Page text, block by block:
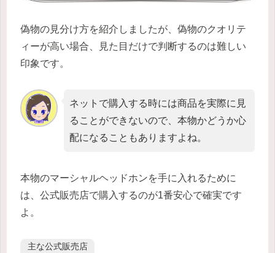
偽物の見分け方を紹介しましたが、偽物のクオリテ
ィーが高い場合、見た目だけで判断するのは難しい
印象です。
ネットで購入する時には商品を実際に見
ることができないので、本物かどうか心
配になることもありますよね。
本物のマーシャルヘッドホンを手に入れるために
は、公式販売店で購入するのが1番安心で確実です
よ。
主な公式販売店